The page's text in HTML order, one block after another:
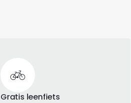
Gratis leenfiets